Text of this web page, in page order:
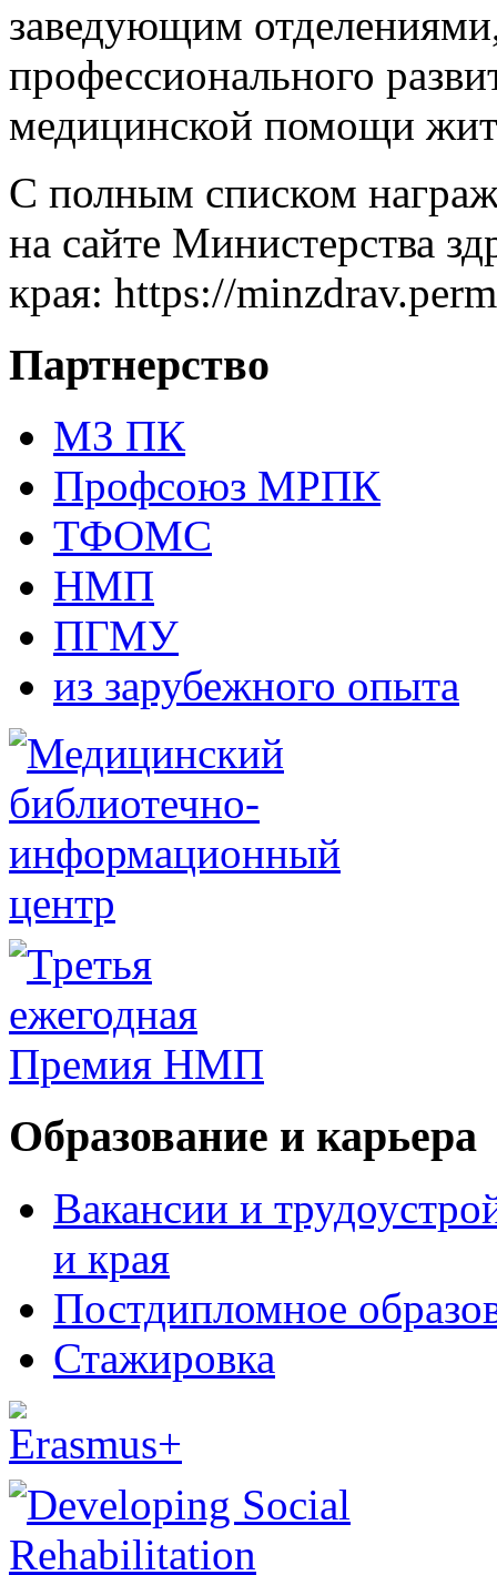
заведующим
профессионального
медицинской помощи
С полным списком
на сайте Министерства
края: https://
Партнерство
МЗ ПК
Профсоюз МРПК
ТФОМС
НМП
ПГМУ
из зарубежного опыта
Образование и карьера
Вакансии и
и края
Постдипломное
Стажировка